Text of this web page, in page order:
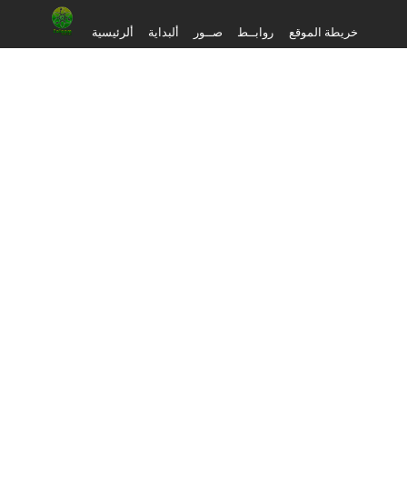
ألرئيسية ألبداية صــور روابــط خريطة الموقع